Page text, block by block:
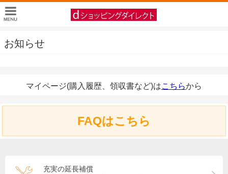
お知らせ
マイページ(購入履歴、領収書など)はこちらから
FAQはこちら
充実の延長補償